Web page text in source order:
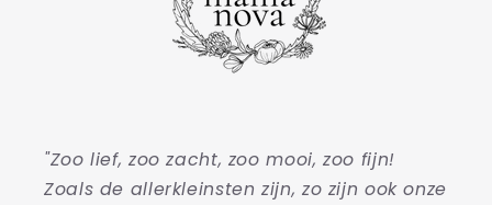
"Zoo lief, zoo zacht, zoo mooi, zoo fijn!
Zoals de allerkleinsten zijn, zo zijn ook onze